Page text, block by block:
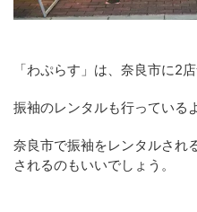
「わぷらす」は、奈良市に2
振袖のレンタルも行っている
奈良市で振袖をレンタルされ
されるのもいいでしょう。